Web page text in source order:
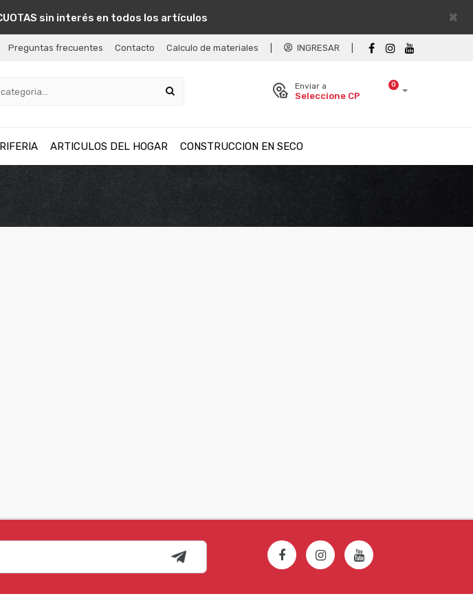
×
sin interés en todos los artículos
Preguntas frecuentes Contacto Calculo de materiales INGRESAR
0
Enviar a
Seleccione CP
ARTICULOS DEL HOGAR CONSTRUCCION EN SECO